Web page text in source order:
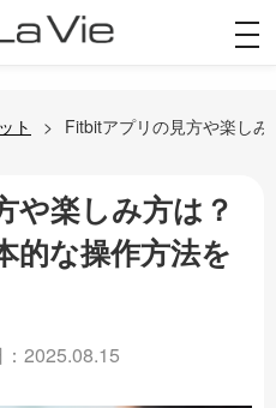
ト Fitbitアプリの見方や楽し
や楽しみ方は？
的な操作方法を
2025.08.15